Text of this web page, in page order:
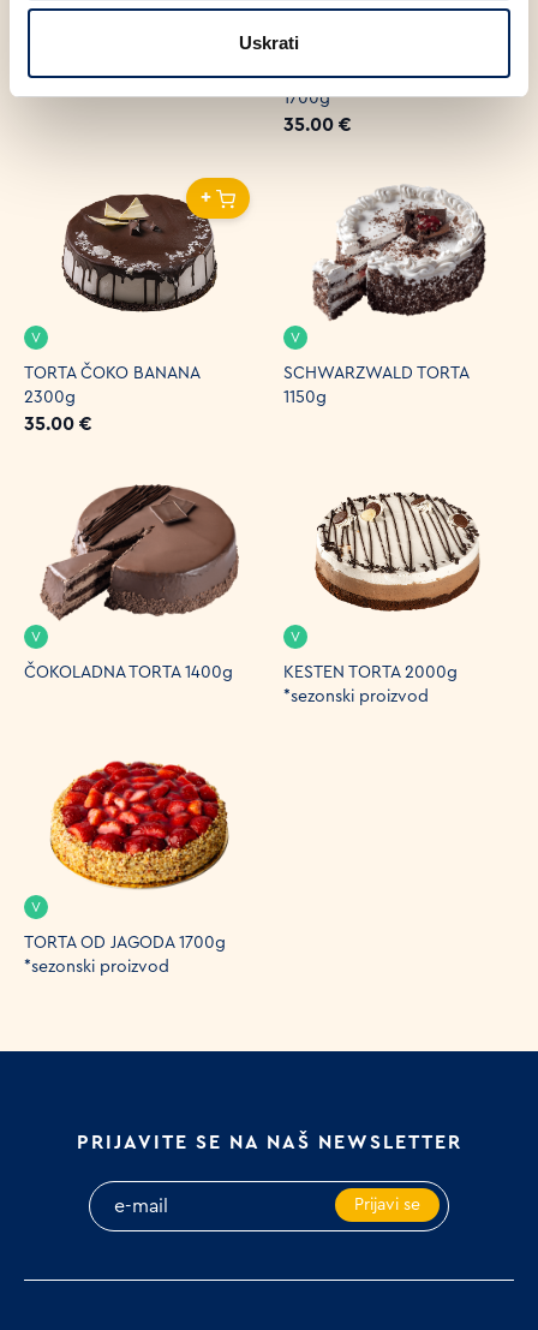
Uskrati
MINI NUTISSIMA TORTA 650g
TORTA CHOCO NOISETTE
1700g
35.00 €
V
+
TORTA ČOKO BANANA
2300g
35.00 €
V
SCHWARZWALD TORTA
1150g
V
ČOKOLADNA TORTA 1400g
V
KESTEN TORTA 2000g
*sezonski proizvod
V
TORTA OD JAGODA 1700g
*sezonski proizvod
V
PRIJAVITE SE NA NAŠ NEWSLETTER
Prijavi se